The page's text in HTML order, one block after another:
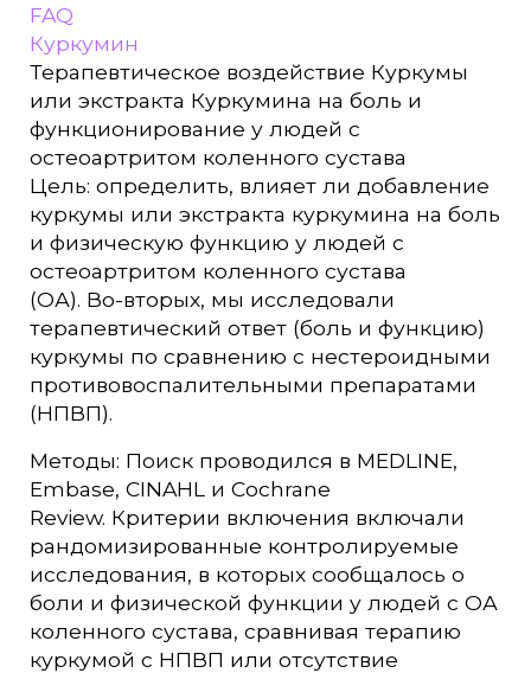
FAQ
Куркумин
Терапевтическое воздействие Куркумы
или экстракта Куркумина на боль и
функционирование у людей с
остеоартритом коленного сустава
Цель: определить, влияет ли добавление
куркумы или экстракта куркумина на боль
и физическую функцию у людей с
остеоартритом коленного сустава
(ОА). Во-вторых, мы исследовали
терапевтический ответ (боль и функцию)
куркумы по сравнению с нестероидными
противовоспалительными препаратами
(НПВП).
Методы: Поиск проводился в MEDLINE,
Embase, CINAHL и Cochrane
Review. Критерии включения включали
рандомизированные контролируемые
исследования, в которых сообщалось о
боли и физической функции у людей с ОА
коленного сустава, сравнивая терапию
куркумой с НПВП или отсутствие